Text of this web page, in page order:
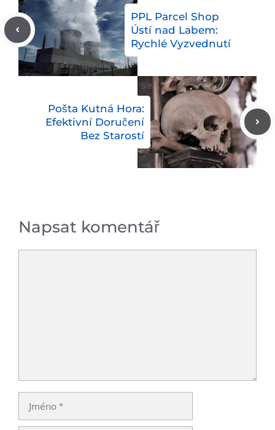
PPL Parcel Shop
Ústí nad Labem:
Rychlé Vyzvednutí
Pošta Kutná Hora:
Efektivní Doručení
Bez Starostí
Napsat komentář